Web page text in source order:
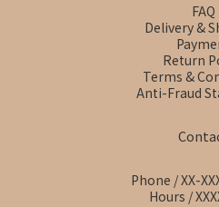
FAQ
Delivery &
Return
Terms &
Anti-Fraud
Phone / XX-
Hours /